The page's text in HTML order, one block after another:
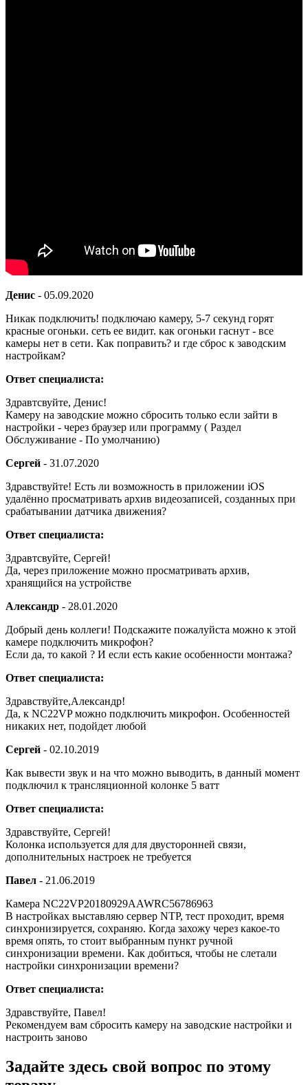
Денис - 05.09.2020
Никак подключить! подключаю камеру, 5-7 секунд горят
красные огоньки. сеть ее видит. как огоньки гаснут - все
камеры нет в сети. Как поправить? и где сброс к заводским
настройкам?
Ответ специалиста:
Здравтсвуйте, Денис!
Камеру на заводские можно сбросить только если зайти в
настройки - через браузер или программу ( Раздел
Обслуживание - По умолчанию)
Сергей - 31.07.2020
Здравствуйте! Есть ли возможность в приложении iOS
удалённо просматривать архив видеозаписей, созданных при
срабатывании датчика движения?
Ответ специалиста:
Здравтсвуйте, Сергей!
Да, через приложение можно просматривать архив,
хранящийся на устройстве
Александр - 28.01.2020
Добрый день коллеги! Подскажите пожалуйста можно к этой
камере подключить микрофон?
Если да, то какой ? И если есть какие особенности монтажа?
Ответ специалиста:
Здравствуйте,Александр!
Да, к NC22VP можно подключить микрофон. Особенностей
никаких нет, подойдет любой
Сергей - 02.10.2019
Как вывести звук и на что можно выводить, в данный момент
подключил к трансляционной колонке 5 ватт
Ответ специалиста:
Здравствуйте, Сергей!
Колонка используется для для двусторонней связи,
дополнительных настроек не требуется
Павел - 21.06.2019
Камера NC22VP20180929AAWRC56786963
В настройках выставляю сервер NTP, тест проходит, время
синхронизируется, сохраняю. Когда захожу через какое-то
время опять, то стоит выбранным пункт ручной
синхронизации времени. Как добиться, чтобы не слетали
настройки синхронизации времени?
Ответ специалиста:
Здравствуйте, Павел!
Рекомендуем вам сбросить камеру на заводские настройки и
настроить заново
Задайте здесь свой вопрос по этому